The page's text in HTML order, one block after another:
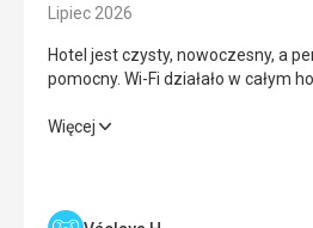
Lipiec 2026
Hotel jest czysty, nowoczesny, a
pomocny. Wi-Fi działało w całym
Hotel jest czysty, nowoczesny, a
Więcej